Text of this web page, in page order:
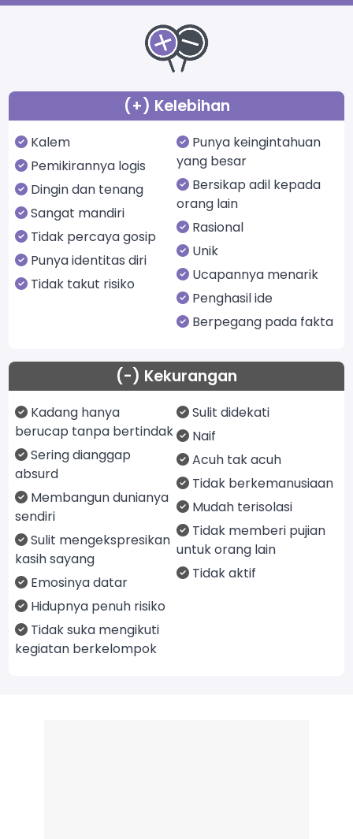
(+) Kelebihan
Kalem
Pemikirannya logis
Dingin dan tenang
Sangat mandiri
Tidak percaya gosip
Punya identitas diri
Tidak takut risiko
Punya keingintahuan
yang besar
Bersikap adil kepada
orang lain
Rasional
Unik
Ucapannya menarik
Penghasil ide
Berpegang pada fakta
(-) Kekurangan
Kadang hanya
berucap tanpa bertindak
Sering dianggap
absurd
Membangun dunianya
sendiri
Sulit mengekspresikan
kasih sayang
Emosinya datar
Hidupnya penuh risiko
Tidak suka mengikuti
kegiatan berkelompok
Sulit didekati
Naif
Acuh tak acuh
Tidak berkemanusiaan
Mudah terisolasi
Tidak memberi pujian
untuk orang lain
Tidak aktif